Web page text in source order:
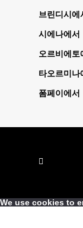
브린디시에
시에나에서
오르비에토
타오르미나
폼페이에서
We use cookies to